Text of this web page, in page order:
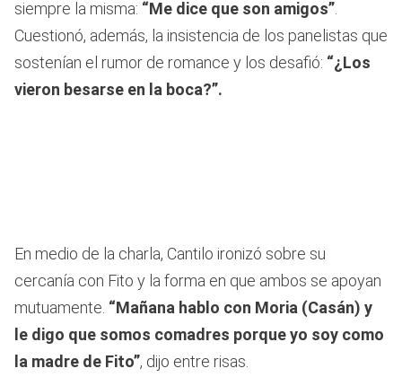
siempre la misma: “Me dice que son amigos”
Cuestionó, además, la insistencia de los panelistas que
sostenían el rumor de romance y los desafió: “¿Los
vieron besarse en la boca?”.
En medio de la charla, Cantilo ironizó sobre su
cercanía con Fito y la forma en que ambos se apoyan
mutuamente. “Mañana hablo con Moria (Casán) y
le digo que somos comadres porque yo soy como
la madre de Fito”, dijo entre risas.